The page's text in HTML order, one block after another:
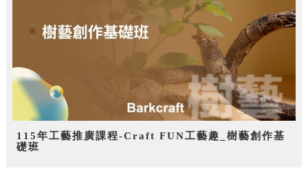
115年工藝推廣課程-Craft FUN工藝趣_樹藝創作基
礎班